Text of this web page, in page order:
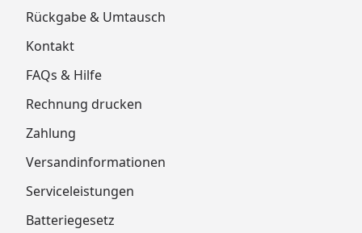
Rückgabe & Umtausch
Kontakt
FAQs & Hilfe
Rechnung drucken
Zahlung
Versandinformationen
Serviceleistungen
Batteriegesetz